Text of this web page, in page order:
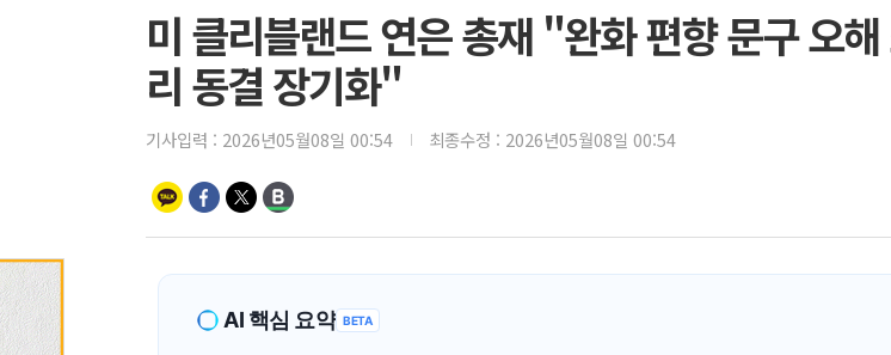
포스코홀딩스, 포스
태국 학교서 중학생
李대통령, 호우 피해
'변기 수리' 집주인에
미 클리블랜드 연은 총재 "완화 편향 문구 오
리 동결 장기화"
기사입력 : 2026년05월08일 00:54 최종수정 : 2026년05월08일 00:54
AI 핵심 요약 BETA